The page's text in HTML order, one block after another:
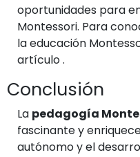
oportunidades para
Montessori. Para
la educación
artículo.
Conclusión
La pedagogía
fascinante y
autónomo y el